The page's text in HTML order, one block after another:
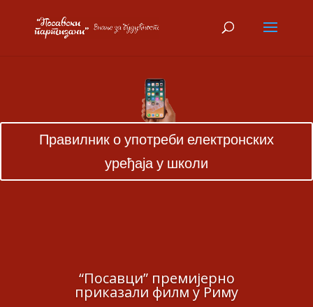
Правилник о употреби електронских
уређаја у школи
“Посавци” премијерно
приказали филм у Риму